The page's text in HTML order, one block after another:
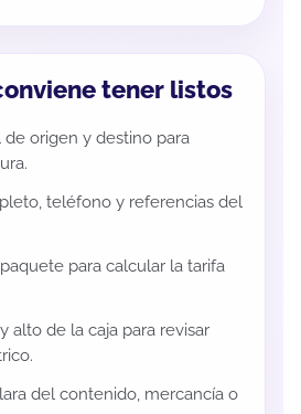
tener listos
de origen y destino para
teléfono y referencias del
para calcular la tarifa
alto de la caja para revisar
del contenido, mercancía o